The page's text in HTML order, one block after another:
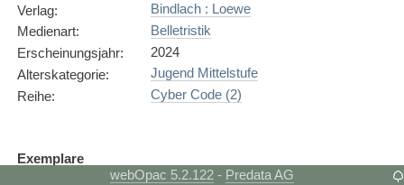
Verlag:
Bindlach : Loewe
Medienart:
Belletristik
Erscheinungsjahr:
2024
Alterskategorie:
Jugend Mittelstufe
Reihe: Cyber Code (2)
Exemplare
webOpac 5.2.122 - Predata AG